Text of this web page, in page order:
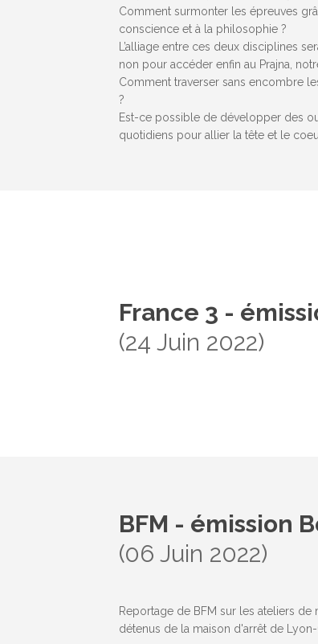
Comment surmonter les épreuves
conscience et à la philosophie ?
L’alliage entre ces deux disciplines
non pour accéder enfin au Prajna,
Comment traverser sans encombre
?
Est-ce possible de développer des
quotidiens pour allier la tête et le
France 3 -
(24 Juin 2022)
BFM - émission
(06 Juin 2022)
Reportage de BFM sur les ateliers
détenus de la maison d'arrêt de Lyon-